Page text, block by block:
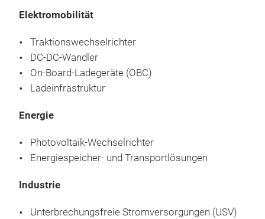
Elektromobilität
Traktionswechselrichter
DC-DC-Wandler
On-Board-Ladegeräte (OBC)
Ladeinfrastruktur
Energie
Photovoltaik-Wechselrichter
Energiespeicher- und Transportlösungen
Industrie
Unterbrechungsfreie Stromversorgungen (USV)